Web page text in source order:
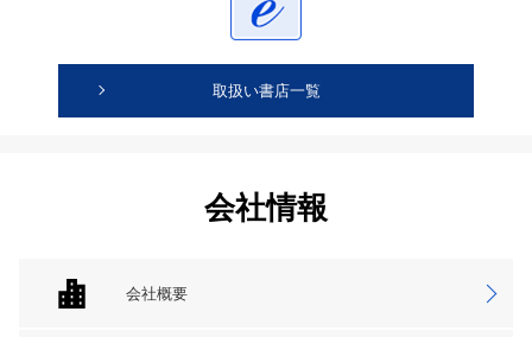
取扱い書店一覧
会社情報
会社概要